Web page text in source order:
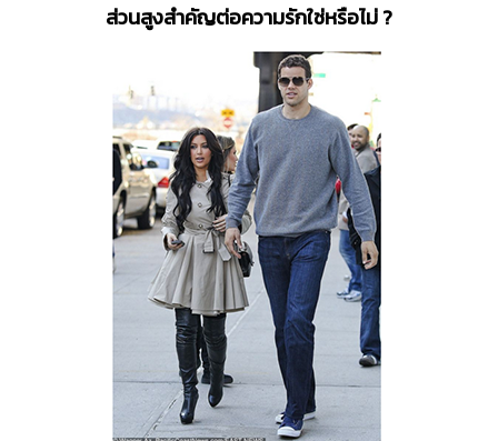
ส่วนสูงสำคัญต่อความรักใช่หรือไม่ ?